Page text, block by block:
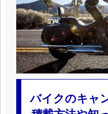
バイクのキャ